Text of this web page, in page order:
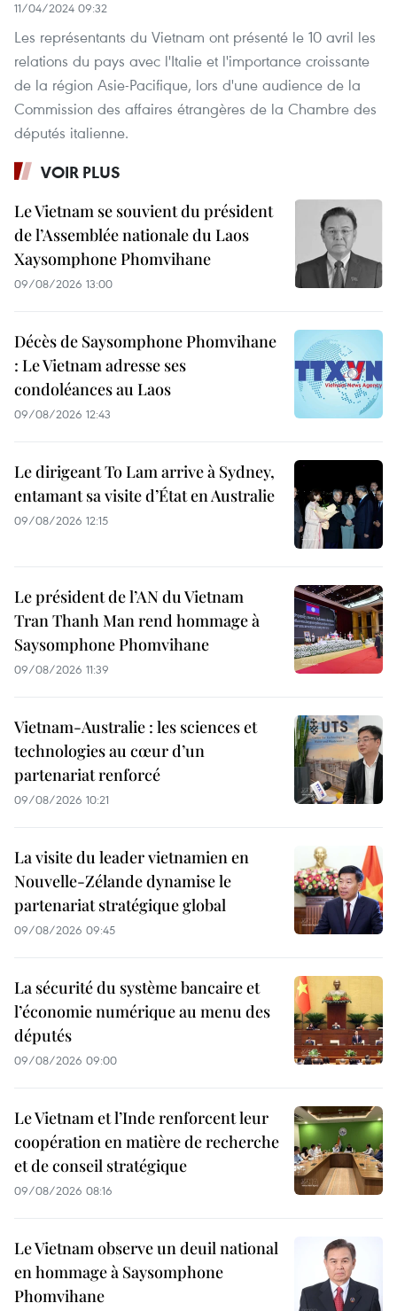
11/04/2024 09:32
Les représentants du Vietnam ont présenté le 10 avril les
relations du pays avec l'Italie et l'importance croissante
de la région Asie-Pacifique, lors d'une audience de la
Commission des affaires étrangères de la Chambre des
députés italienne.
VOIR PLUS
Le Vietnam se souvient du président
de l’Assemblée nationale du Laos
Xaysomphone Phomvihane
09/08/2026 13:00
Décès de Saysomphone Phomvihane
: Le Vietnam adresse ses
condoléances au Laos
09/08/2026 12:43
Le dirigeant To Lam arrive à Sydney,
entamant sa visite d’État en Australie
09/08/2026 12:15
Le président de l’AN du Vietnam
Tran Thanh Man rend hommage à
Saysomphone Phomvihane
09/08/2026 11:39
Vietnam-Australie : les sciences et
technologies au cœur d’un
partenariat renforcé
09/08/2026 10:21
La visite du leader vietnamien en
Nouvelle-Zélande dynamise le
partenariat stratégique global
09/08/2026 09:45
La sécurité du système bancaire et
l’économie numérique au menu des
députés
09/08/2026 09:00
Le Vietnam et l’Inde renforcent leur
coopération en matière de recherche
et de conseil stratégique
09/08/2026 08:16
Le Vietnam observe un deuil national
en hommage à Saysomphone
Phomvihane